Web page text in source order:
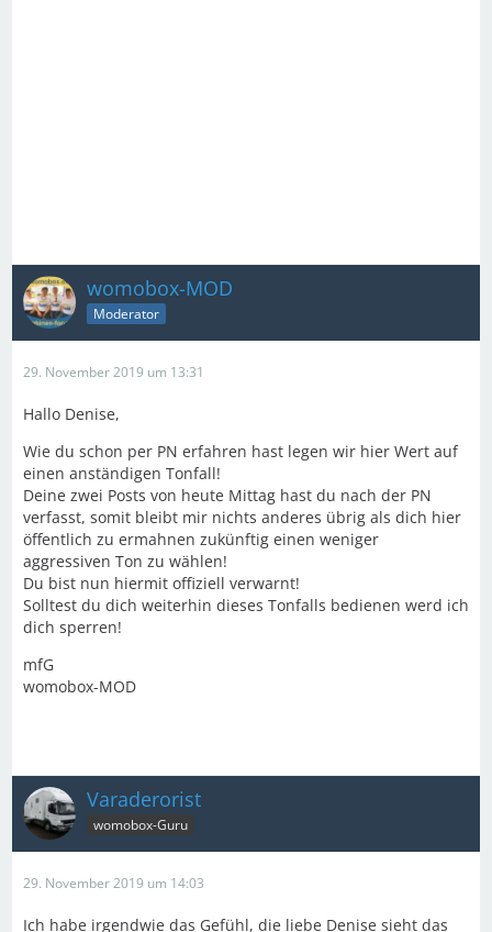
womobox-MOD
Moderator
29. November 2019 um 13:31
Hallo Denise,
Wie du schon per PN erfahren hast legen wir hier Wert auf
einen anständigen Tonfall!
Deine zwei Posts von heute Mittag hast du nach der PN
verfasst, somit bleibt mir nichts anderes übrig als dich hier
öffentlich zu ermahnen zukünftig einen weniger
aggressiven Ton zu wählen!
Du bist nun hiermit offiziell verwarnt!
Solltest du dich weiterhin dieses Tonfalls bedienen werd ich
dich sperren!
mfG
womobox-MOD
Varaderorist
womobox-Guru
29. November 2019 um 14:03
Ich habe irgendwie das Gefühl, die liebe Denise sieht das